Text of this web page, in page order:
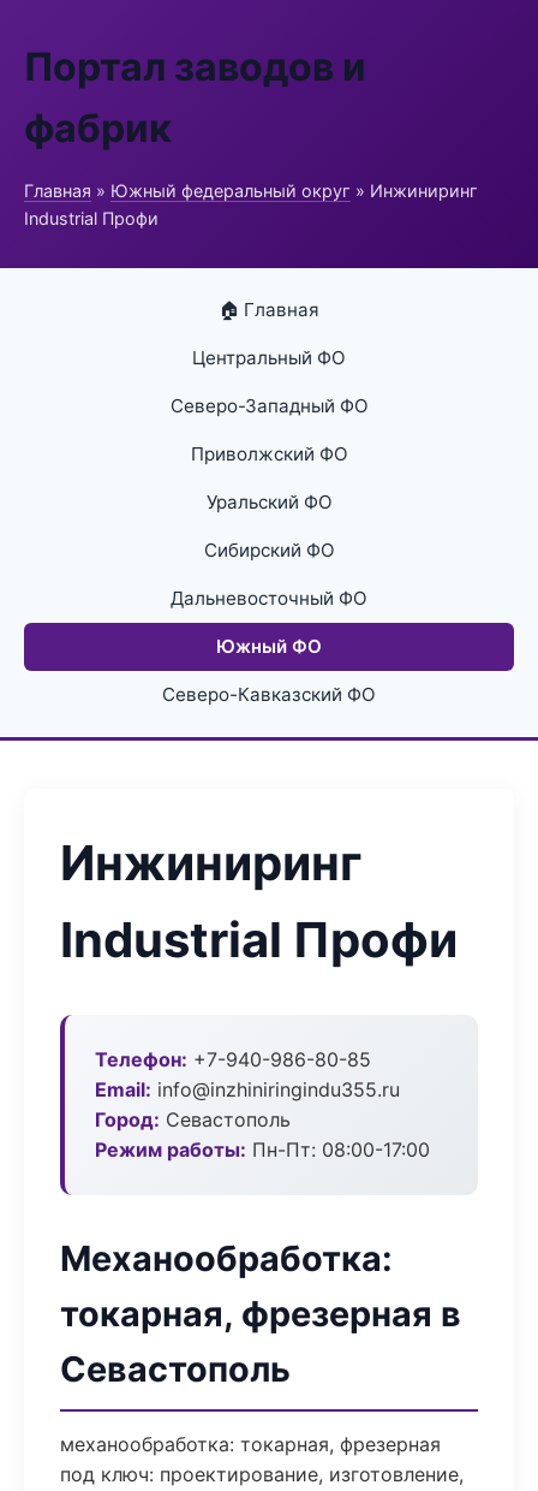
Портал заводов и
фабрик
Главная » Южный федеральный округ » Инжиниринг
Industrial Профи
🏠 Главная
Центральный ФО
Северо-Западный ФО
Приволжский ФО
Уральский ФО
Сибирский ФО
Дальневосточный ФО
Южный ФО
Северо-Кавказский ФО
Инжиниринг
Industrial Профи
Телефон: +7-940-986-80-85
Email: info@inzhiniringindu355.ru
Город: Севастополь
Режим работы: Пн-Пт: 08:00-17:00
Механообработка:
токарная, фрезерная в
Севастополь
механообработка: токарная, фрезерная
под ключ: проектирование, изготовление,